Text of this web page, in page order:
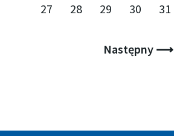
27 28 29 30 31
Następny ⟶